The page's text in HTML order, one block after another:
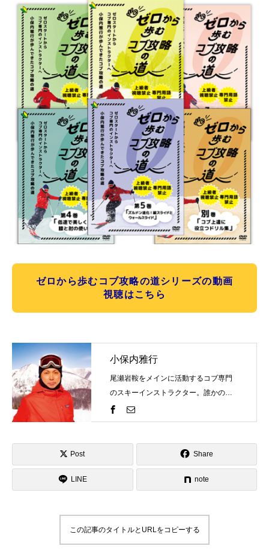
ゼロから歩むコブ攻略の道シリーズの動画
視聴はこちら
小保内雅行
尾瀬岩鞍をメインに活動するコブ専門
のスキーインストラクター。誰かの評
価を気にするものではなく自分の世界
観を表現するのがスキーそしてコブ。
て、自分のコブスタイルを見つけませ
んか？ゲレンデで見かけたらお気軽に
Post Share
LINE note
この記事のタイトルとURLをコピーする